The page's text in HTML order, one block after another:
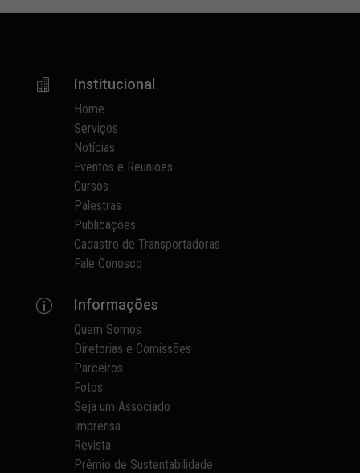
 Institucional
Home
Serviços
Notícias
Eventos e Reuniões
Cursos
Palestras
Publicações
Cadastro de Transportadoras
Fale Conosco
p Informações
Quem Somos
Diretorias e Comissões
Parceiros
Fotos
Seja um Associado
Imprensa
Revista
Prêmio de Sustentabilidade